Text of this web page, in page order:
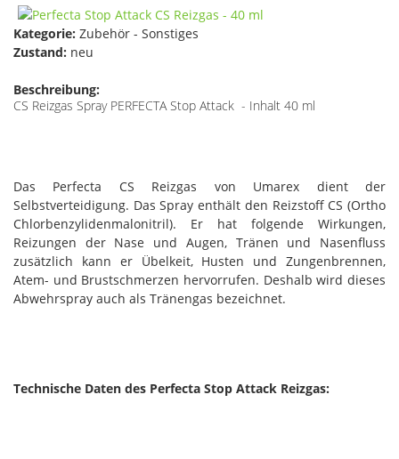
Kategorie: Zubehör - Sonstiges
Zustand: neu
Beschreibung:
CS Reizgas Spray PERFECTA Stop Attack - Inhalt 40 ml
Das Perfecta CS Reizgas von Umarex dient der
Selbstverteidigung. Das Spray enthält den Reizstoff CS (Ortho
Chlorbenzylidenmalonitril). Er hat folgende Wirkungen,
Reizungen der Nase und Augen, Tränen und Nasenfluss
zusätzlich kann er Übelkeit, Husten und Zungenbrennen,
Atem- und Brustschmerzen hervorrufen. Deshalb wird dieses
Abwehrspray auch als Tränengas bezeichnet.
Technische Daten des Perfecta Stop Attack Reizgas: